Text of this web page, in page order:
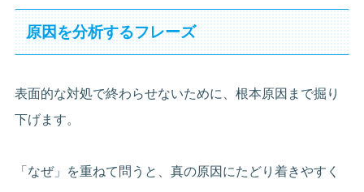
原因を分析するフレーズ
表面的な対処で終わらせないために、根本原因まで掘り
下げます。
「なぜ」を重ねて問うと、真の原因にたどり着きやすく